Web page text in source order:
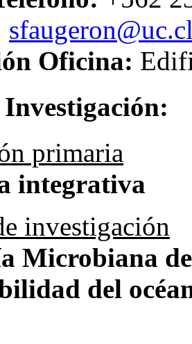
Oficina:
primaria
integrativa
investigación
Microbiana
del